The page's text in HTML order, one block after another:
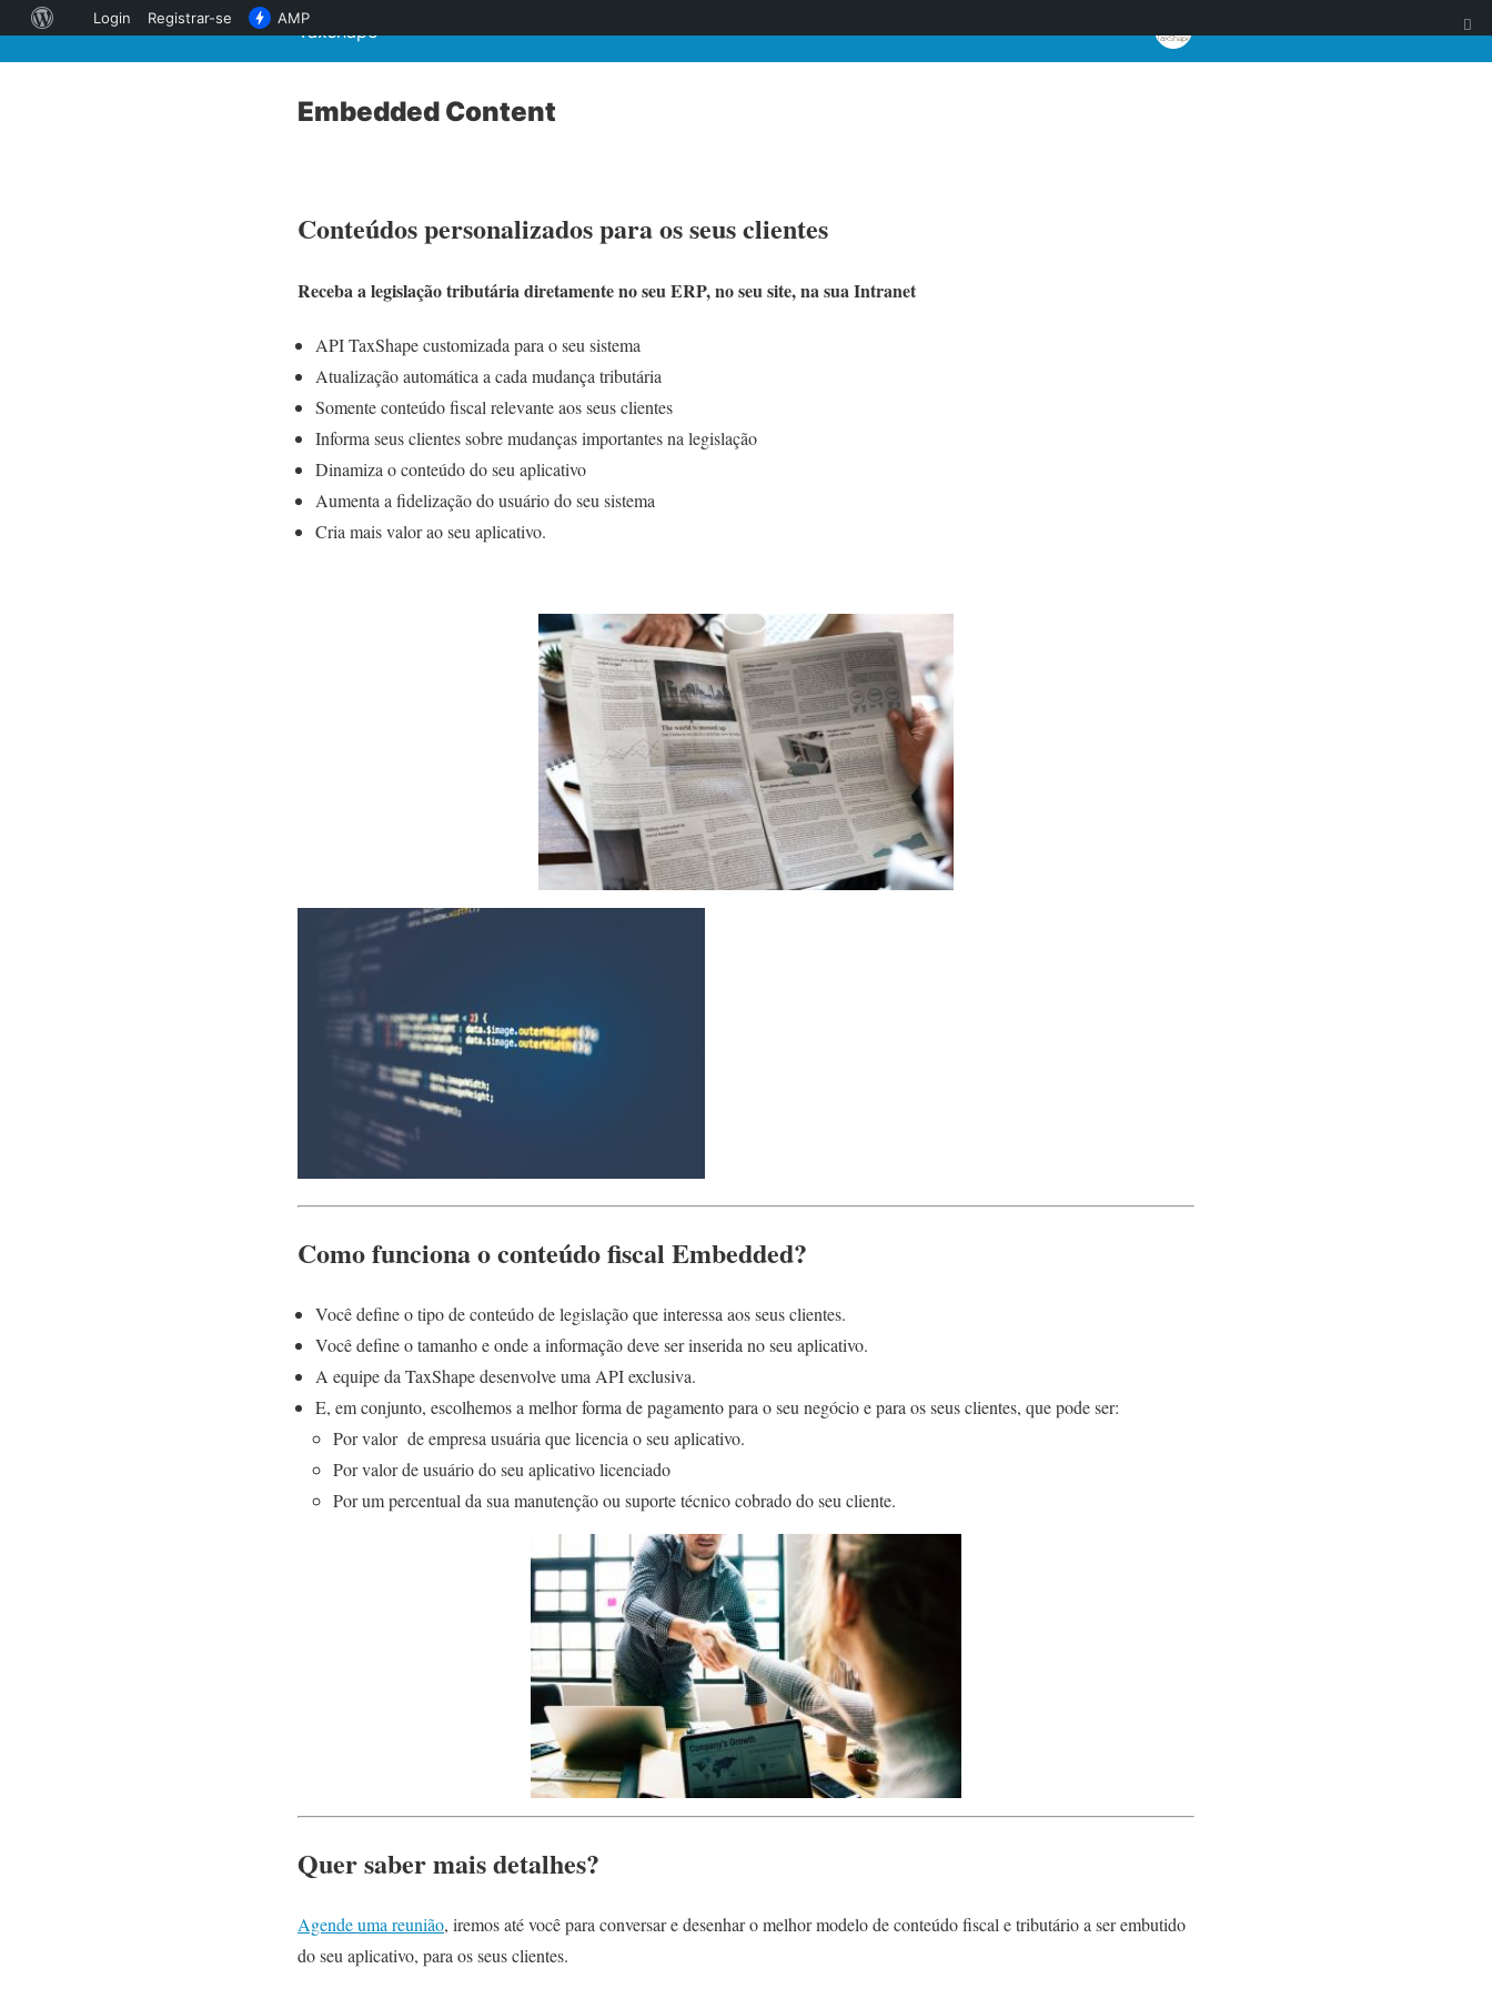
Taxshape
Embedded Content
Conteúdos personalizados para os seus clientes
Receba a legislação tributária diretamente no seu ERP, no seu site, na sua Intranet
API TaxShape customizada para o seu sistema
Atualização automática a cada mudança tributária
Somente conteúdo fiscal relevante aos seus clientes
Informa seus clientes sobre mudanças importantes na legislação
Dinamiza o conteúdo do seu aplicativo
Aumenta a fidelização do usuário do seu sistema
Cria mais valor ao seu aplicativo.
Como funciona o conteúdo fiscal Embedded?
Você define o tipo de conteúdo de legislação que interessa aos seus clientes.
Você define o tamanho e onde a informação deve ser inserida no seu aplicativo.
A equipe da TaxShape desenvolve uma API exclusiva.
E, em conjunto, escolhemos a melhor forma de pagamento para o seu negócio e para os seus clientes, que pode ser:
Por valor de empresa usuária que licencia o seu aplicativo.
Por valor de usuário do seu aplicativo licenciado
Por um percentual da sua manutenção ou suporte técnico cobrado do seu cliente.
Quer saber mais detalhes?
Agende uma reunião, iremos até você para conversar e desenhar o melhor modelo de conteúdo fiscal e tributário a ser embutido
do seu aplicativo, para os seus clientes.
Login Registrar-se AMP